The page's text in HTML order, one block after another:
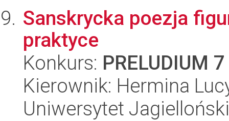
Sanskrycka poezja
praktyce
Konkurs: PRELUDIUM 7
Kierownik: Hermina
Uniwersytet